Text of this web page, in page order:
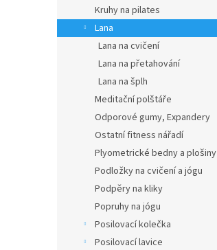
Kruhy na pilates
Lana
Lana na cvičení
Lana na přetahování
Lana na šplh
Meditační polštáře
Odporové gumy, Expandery
Ostatní fitness nářadí
Plyometrické bedny a plošiny
Podložky na cvičení a jógu
Podpěry na kliky
Popruhy na jógu
Posilovací kolečka
Posilovací lavice